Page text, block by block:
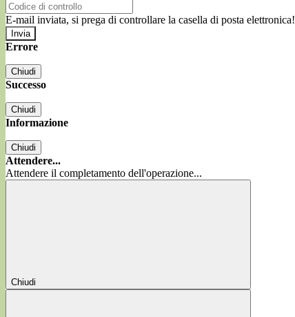
E-mail inviata, si prega di controllare la casella di posta elettronica!
Errore
Chiudi
Successo
Chiudi
Informazione
Chiudi
Attendere...
Attendere il completamento dell'operazione...
Chiudi